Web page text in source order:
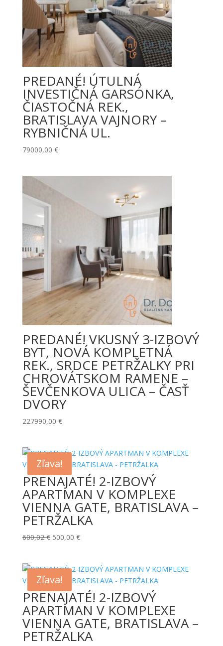
PREDANÉ! ÚTULNÁ
INVESTIČNÁ GARSÓNKA,
ČIASTOČNÁ REK.,
BRATISLAVA VAJNORY –
RYBNIČNÁ UL.
79000,00 €
PREDANÉ! VKUSNÝ 3-IZBOVÝ
BYT, NOVÁ KOMPLETNÁ
REK., SRDCE PETRŽALKY PRI
CHROVÁTSKOM RAMENE –
ŠEVČENKOVA ULICA – ČASŤ
DVORY
227990,00 €
Zľava!
PRENAJATÉ! 2-IZBOVÝ
APARTMAN V KOMPLEXE
VIENNA GATE, BRATISLAVA –
PETRŽALKA
600,02€ Pôvodná
600,02 €.
500,00 €Aktuálna
500,00 €.
Zľava!
PRENAJATÉ! 2-IZBOVÝ
APARTMAN V KOMPLEXE
VIENNA GATE, BRATISLAVA –
PETRŽALKA